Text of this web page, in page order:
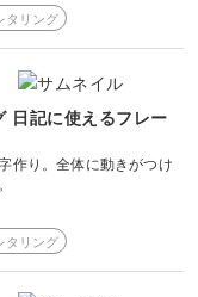
タリング
日記に使えるフレー
作り。全体に動きがつけ
タリング